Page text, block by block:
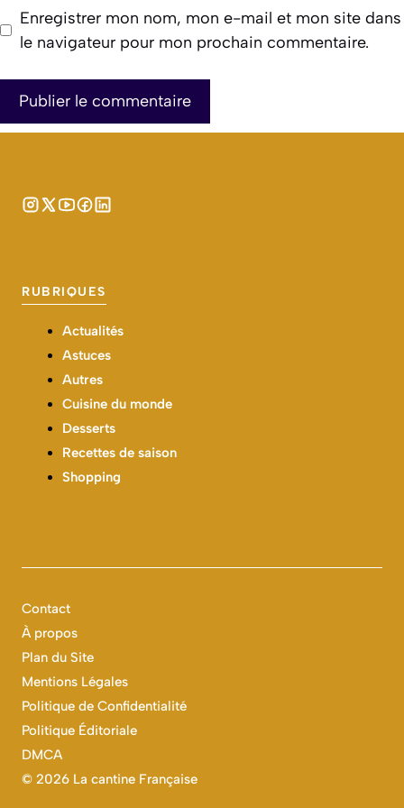
Enregistrer mon nom, mon e-mail et mon site dans
le navigateur pour mon prochain commentaire.
RUBRIQUES
Actualités
Astuces
Autres
Cuisine du monde
Desserts
Recettes de saison
Shopping
© 2026 La cantine Française
Contact
À propos
Plan du Site
Mentions Légales
Politique de Confidentialité
Politique Éditoriale
DMCA